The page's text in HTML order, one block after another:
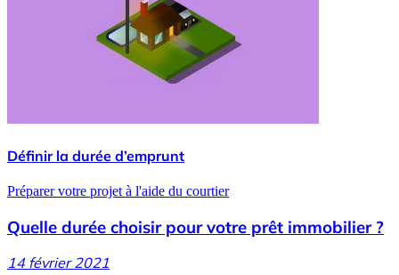
Définir la durée d’emprunt
Préparer votre projet à l'aide du courtier
Quelle durée choisir pour votre prêt immobilier ?
14 février 2021